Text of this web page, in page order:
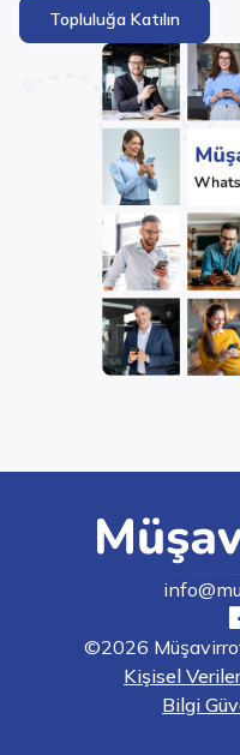
Topluluğa Katılın
©2026
Kişisel
Bilgi